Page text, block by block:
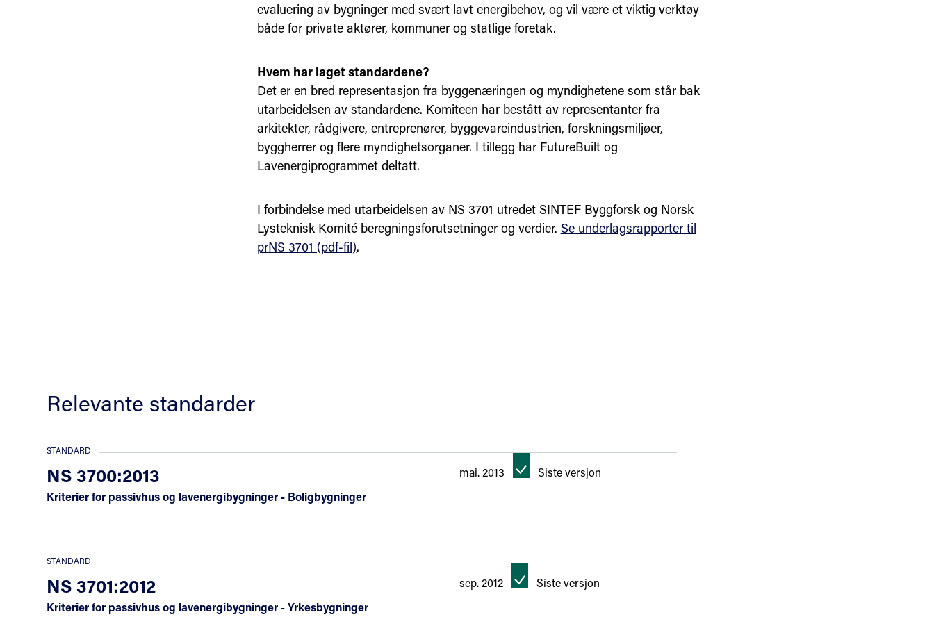
evaluering av bygninger med svært lavt energibehov, og vil være et viktig verktøy
både for private aktører, kommuner og statlige foretak.
Hvem har laget standardene?
Det er en bred representasjon fra byggenæringen og myndighetene som står bak
utarbeidelsen av standardene. Komiteen har bestått av representanter fra
arkitekter, rådgivere, entreprenører, byggevareindustrien, forskningsmiljøer,
byggherrer og flere myndighetsorganer. I tillegg har FutureBuilt og
Lavenergiprogrammet deltatt.
I forbindelse med utarbeidelsen av NS 3701 utredet SINTEF Byggforsk og Norsk
Lysteknisk Komité beregningsforutsetninger og verdier. Se underlagsrapporter til
prNS 3701 (pdf-fil).
Relevante standarder
STANDARD
NS 3700:2013
Kriterier for passivhus og lavenergibygninger - Boligbygninger
mai. 2013 Siste versjon
STANDARD
NS 3701:2012
Kriterier for passivhus og lavenergibygninger - Yrkesbygninger
sep. 2012 Siste versjon